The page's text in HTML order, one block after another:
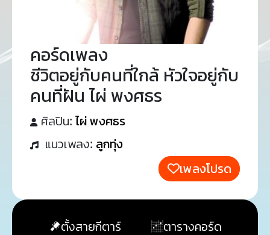
คอร์ดเพลง
ชีวิตอยู่กับคนที่ใกล้ หัวใจอยู่กับ
คนที่ฝัน ไผ่ พงศธร
ศิลปิน: ไผ่ พงศธร
แนวเพลง: ลูกทุ่ง
เพลงโปรด
ตั้งสายกีตาร์
ตารางคอร์ด